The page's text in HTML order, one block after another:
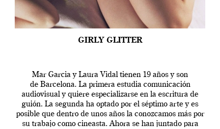
GIRLY GLITTER
Mar Garcia y Laura Vidal tienen 19 años y son
de Barcelona. La primera estudia comunicación
audiovisual y quiere especializarse en la escritura de
guión. La segunda ha optado por el séptimo arte y es
posible que dentro de unos años la conozcamos más por
su trabajo como cineasta. Ahora se han juntado para